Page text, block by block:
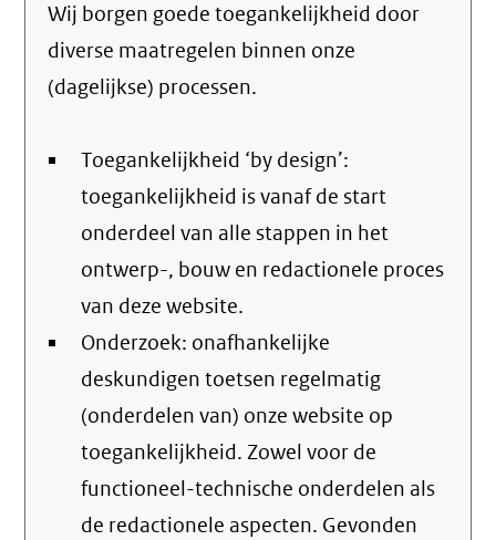
Wij borgen goede toegankelijkheid door
diverse maatregelen binnen onze
(dagelijkse) processen.
Toegankelijkheid ‘by design’:
toegankelijkheid is vanaf de start
onderdeel van alle stappen in het
ontwerp-, bouw en redactionele proces
van deze website.
Onderzoek: onafhankelijke
deskundigen toetsen regelmatig
(onderdelen van) onze website op
toegankelijkheid. Zowel voor de
functioneel-technische onderdelen als
de redactionele aspecten. Gevonden